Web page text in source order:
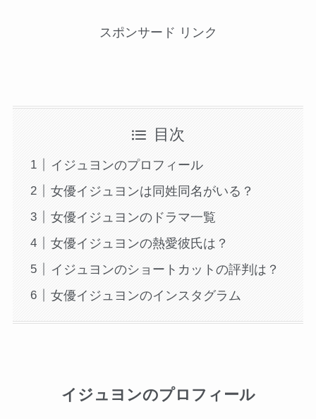
スポンサード リンク
目次
イジュヨンのプロフィール
女優イジュヨンは同姓同名がいる？
女優イジュヨンのドラマ一覧
女優イジュヨンの熱愛彼氏は？
イジュヨンのショートカットの評判は？
女優イジュヨンのインスタグラム
イジュヨンのプロフィール